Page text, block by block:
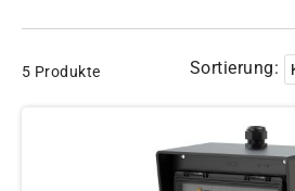
5 Produkte Sortierung: